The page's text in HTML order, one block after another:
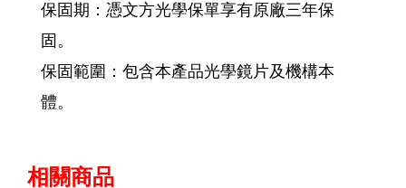
保固期：憑文方光學保單享有原廠三年保
固。
保固範圍：包含本產品光學鏡片及機構本
體。
相關商品